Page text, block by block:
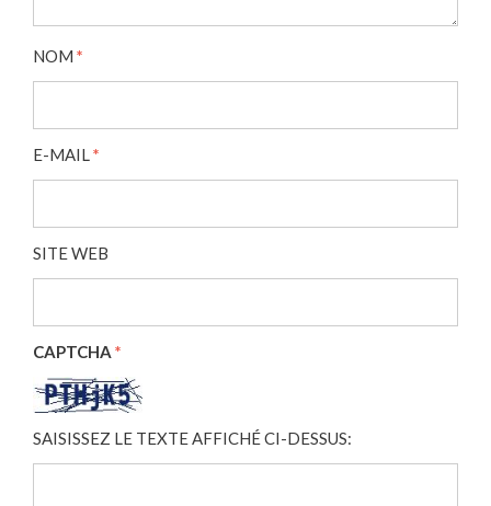
NOM *
E-MAIL*
SITE WEB
CAPTCHA *
SAISISSEZ LE TEXTE AFFICHÉ CI-DESSUS: